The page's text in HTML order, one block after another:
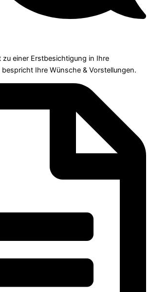
zu einer Erstbesichtigung in Ihre
Ihre Wünsche & Vorstellungen.